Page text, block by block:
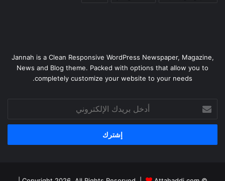
Jannah is a Clean Responsive WordPress Newspaper, Magazine,
News and Blog theme. Packed with options that allow you to
completely customize your website to your needs.
بريدك
الإلكتروني